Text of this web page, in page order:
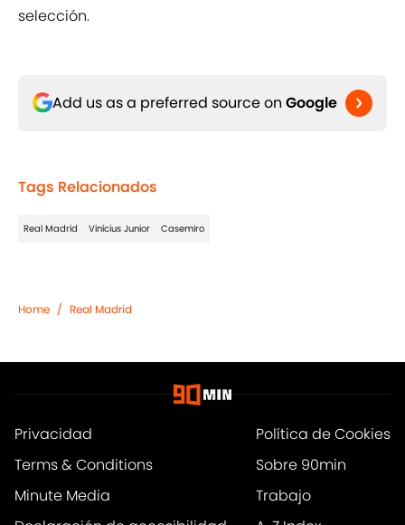
selección.
Add us as a preferred source on Google
Tags Relacionados
Real Madrid Vinícius Junior Casemiro
Home / Real Madrid
Privacidad
Política de Cookies
Terms & Conditions
Sobre 90min
Minute Media
Trabajo